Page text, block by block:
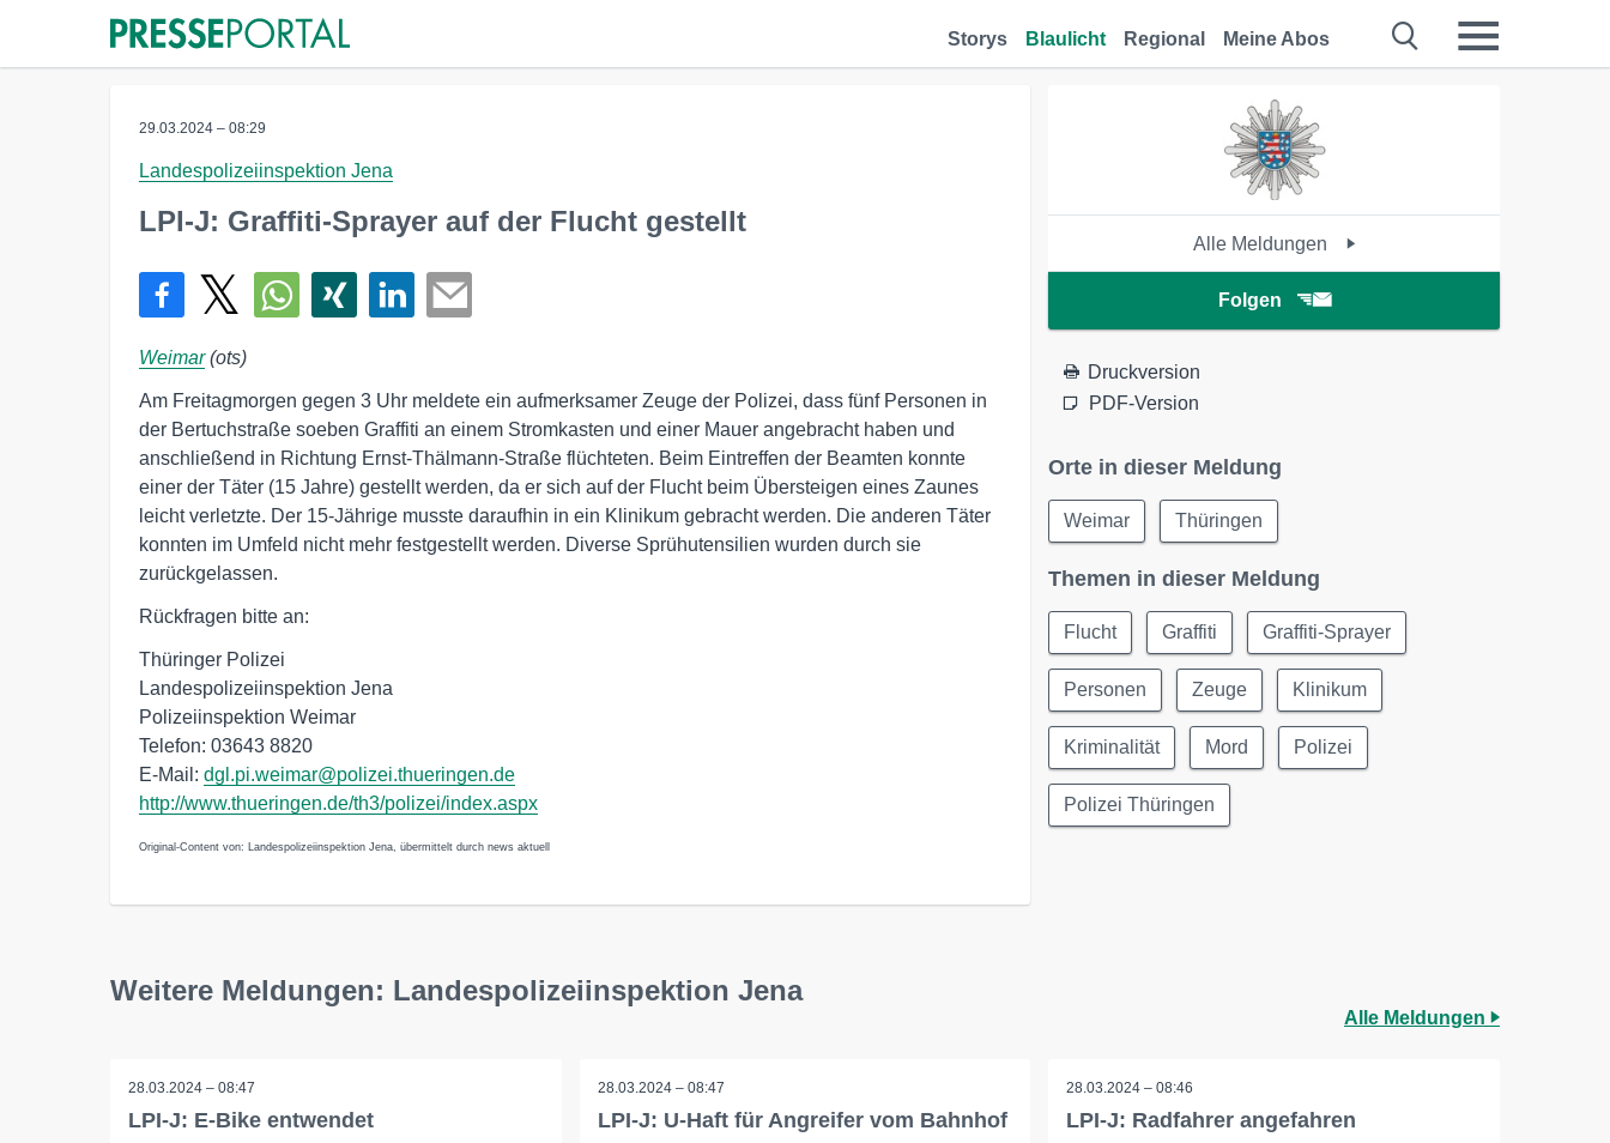
Storys Blaulicht Regional Meine Abos
29.03.2024 – 08:29
Landespolizeiinspektion Jena
LPI-J: Graffiti-Sprayer auf der Flucht gestellt
Weimar(ots)
Am Freitagmorgen gegen 3 Uhr meldete ein aufmerksamer Zeuge der Polizei, dass fünf Personen in
der Bertuchstraße soeben Graffiti an einem Stromkasten und einer Mauer angebracht haben und
anschließend in Richtung Ernst-Thälmann-Straße flüchteten. Beim Eintreffen der Beamten konnte
einer der Täter (15 Jahre) gestellt werden, da er sich auf der Flucht beim Übersteigen eines Zaunes
leicht verletzte. Der 15-Jährige musste daraufhin in ein Klinikum gebracht werden. Die anderen Täter
konnten im Umfeld nicht mehr festgestellt werden. Diverse Sprühutensilien wurden durch sie
zurückgelassen.
Rückfragen bitte an:
Thüringer Polizei
Landespolizeiinspektion Jena
Polizeiinspektion Weimar
Telefon: 03643 8820
E-Mail: dgl.pi.weimar@polizei.thueringen.de
http://www.thueringen.de/th3/polizei/index.aspx
Original-Content von: Landespolizeiinspektion Jena, übermittelt durch news aktuell
Alle Meldungen
Folgen
Druckversion
PDF-Version
Orte in dieser Meldung
Weimar Thüringen
Themen in dieser Meldung
Flucht Graffiti Graffiti-Sprayer
Personen Zeuge Klinikum
Kriminalität Mord Polizei
Polizei Thüringen
Weitere Meldungen: Landespolizeiinspektion Jena
Alle Meldungen
28.03.2024 – 08:47
LPI-J: E-Bike entwendet
28.03.2024 – 08:47
LPI-J: U-Haft für Angreifer vom Bahnhof
28.03.2024 – 08:46
LPI-J: Radfahrer angefahren